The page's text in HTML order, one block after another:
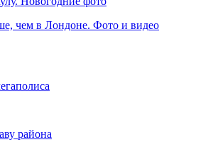
чем в Лондоне. Фото и видео
района